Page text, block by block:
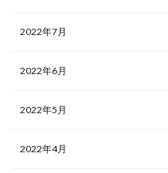
2022年7月
2022年6月
2022年5月
2022年4月